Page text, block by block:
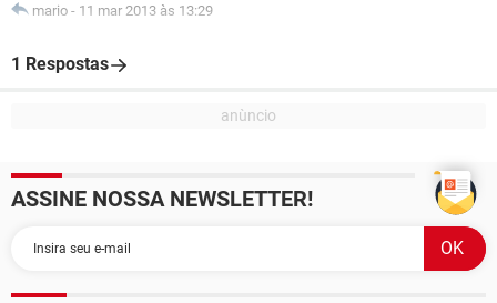
mario - 11 mar 2013 às 13:29
1 Respostas
ASSINE NOSSA NEWSLETTER!